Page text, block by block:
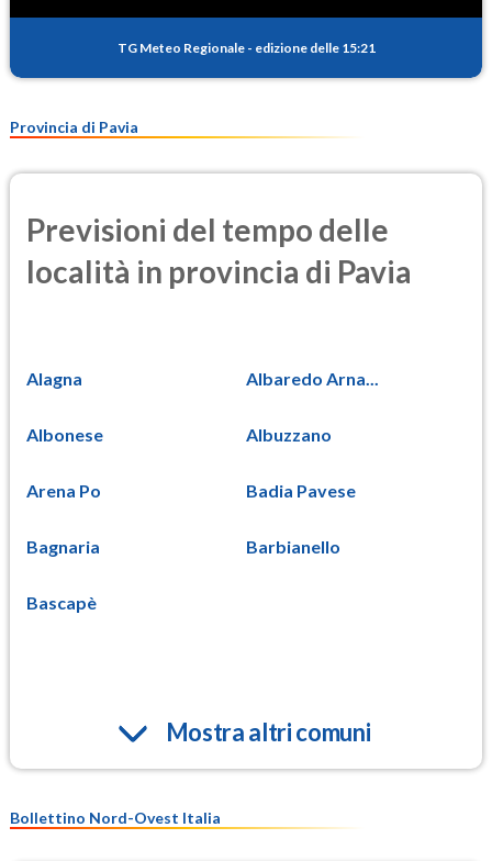
TG Meteo Regionale - edizione delle 15:21
Provincia di Pavia
Previsioni del tempo delle
località in provincia di Pavia
Alagna Albaredo Arna...
Albonese Albuzzano
Arena Po Badia Pavese
Bagnaria Barbianello
Bascapè
Mostra altri comuni
Bollettino Nord-Ovest Italia